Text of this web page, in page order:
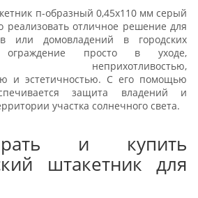
п-образный 0,45x110 мм серый
отличное решение для
или домовладений в городских
ограждение просто в уходе,
неприхотливостью,
и эстетичностью. С его помощью
защита владений и
участка солнечного света.
и купить
штакетник для